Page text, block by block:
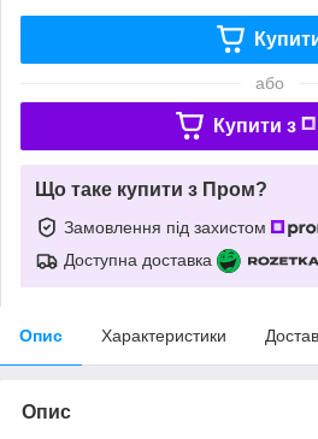
або
Купити з
Що таке купити з Пром?
Замовлення під захистом
Доступна доставка
Опис Характеристики
Опис